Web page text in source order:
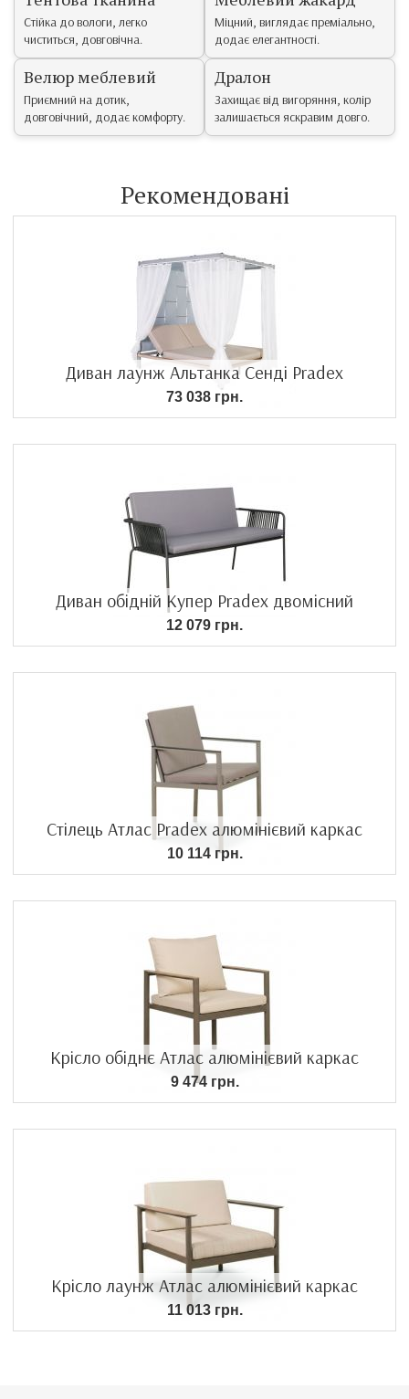
Стійка до вологи, легко
чиститься, довговічна.
Міцний, виглядає преміально,
додає елегантності.
Велюр меблевий
Приємний на дотик,
довговічний, додає комфорту.
Дралон
Захищає від вигоряння, колір
залишається яскравим довго.
Рекомендовані
Диван лаунж Альтанка Сенді Pradex
73 038 грн.
Диван обідній Купер Pradex двомісний
12 079 грн.
Стілець Атлас Pradex алюмінієвий каркас
10 114 грн.
Крісло обіднє Атлас алюмінієвий каркас
9 474 грн.
Крісло лаунж Атлас алюмінієвий каркас
11 013 грн.